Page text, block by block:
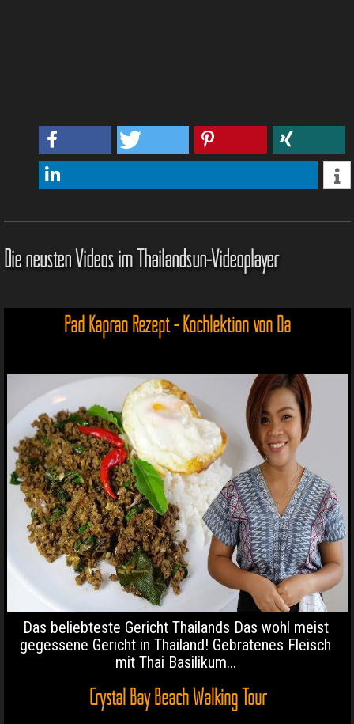
Die neusten Videos im Thailandsun-Videoplayer
Pad Kaprao Rezept - Kochlektion von Da
Das beliebteste Gericht Thailands Das wohl meist
gegessene Gericht in Thailand! Gebratenes Fleisch
mit Thai Basilikum...
Crystal Bay Beach Walking Tour